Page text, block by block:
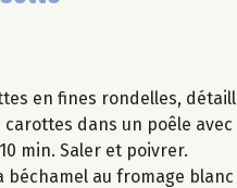
en fines rondelles,
dans un poêle
min. Saler et poivrer.
au fromage